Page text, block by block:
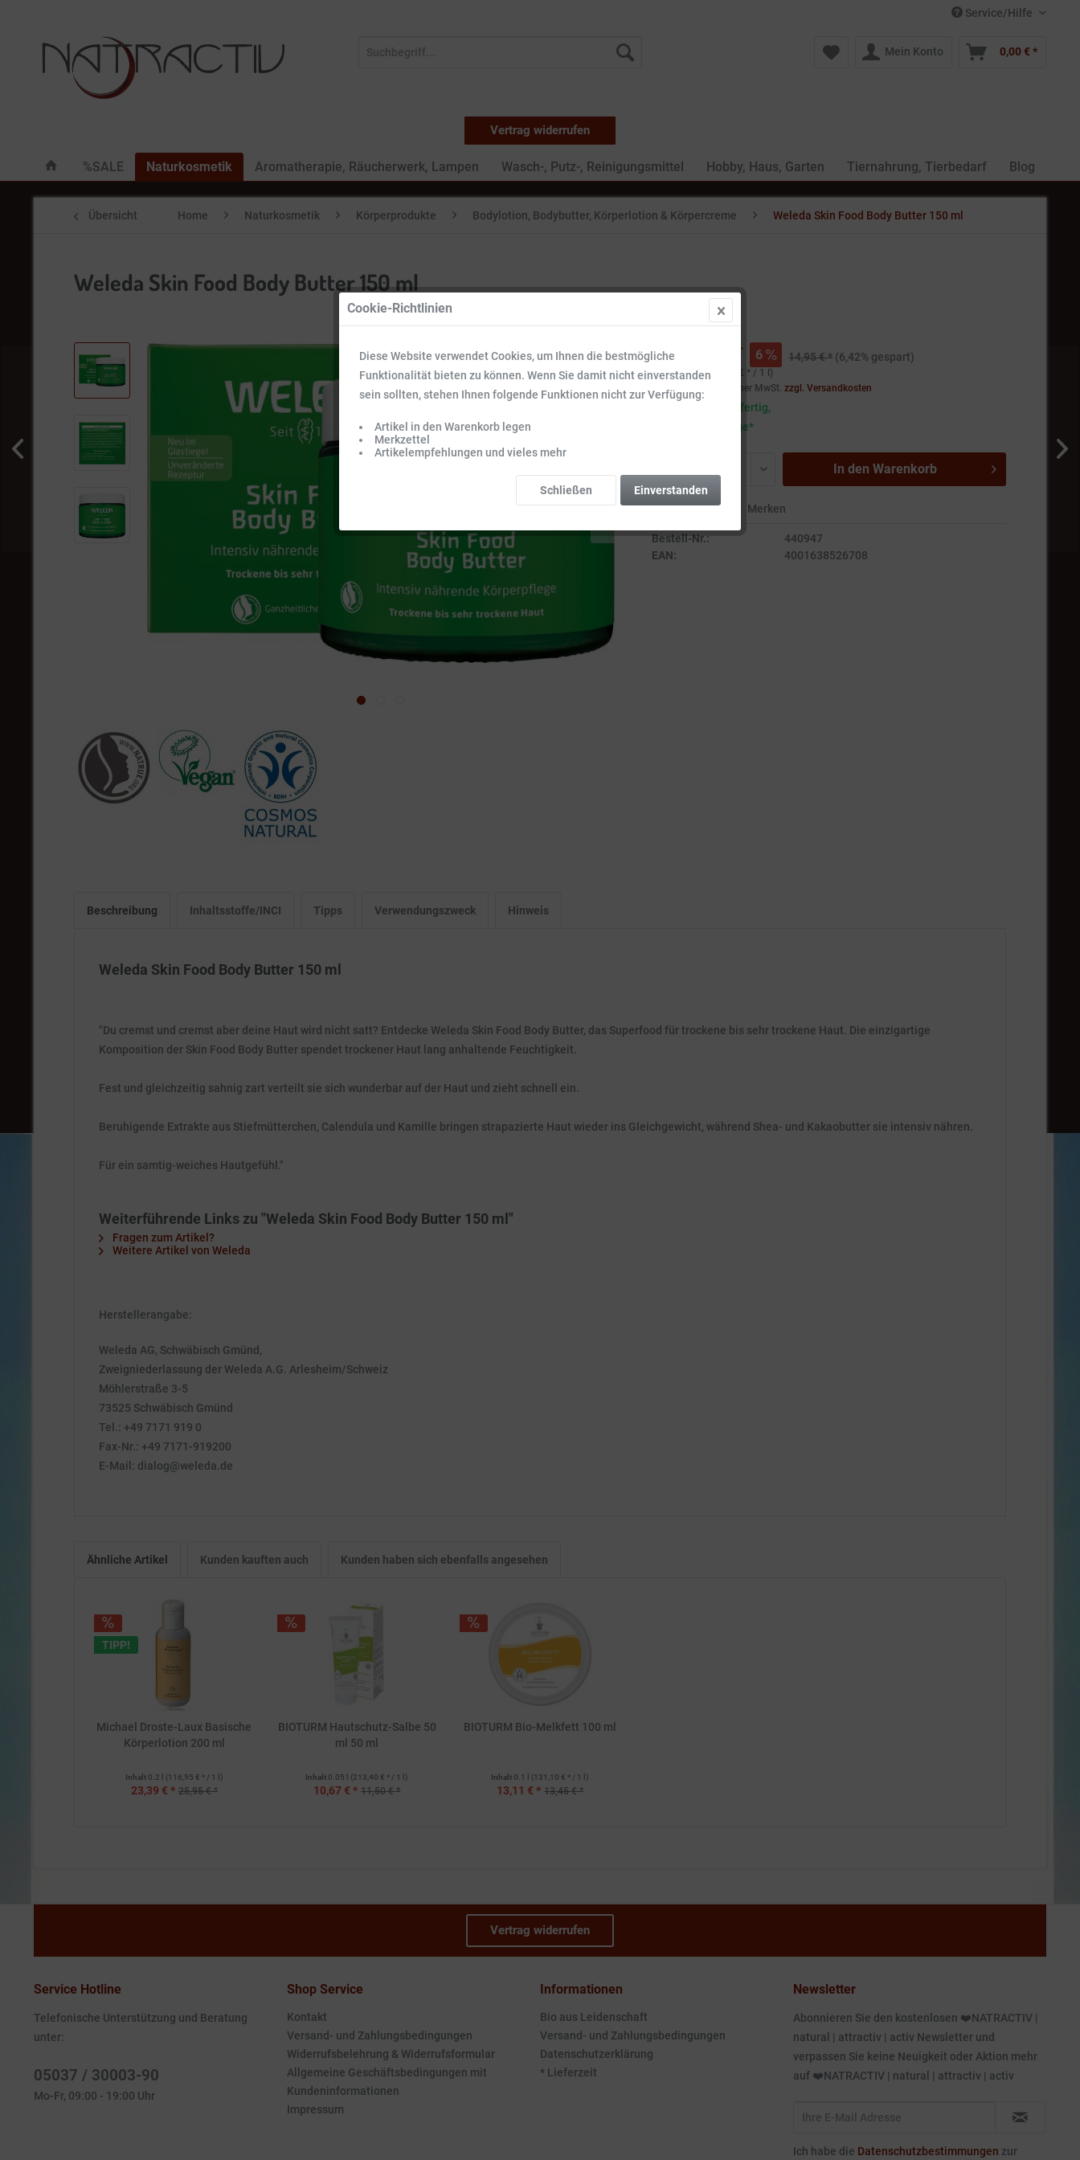
Service/Hilfe
Mein Konto 0,00 € *
Vertrag widerrufen
%SALE Naturkosmetik Aromatherapie, Räucherwerk, Lampen Wasch-, Putz-, Reinigungsmittel Hobby, Haus, Garten Tiernahrung, Tierbedarf Blog
Übersicht Home Naturkosmetik Körperprodukte Bodylotion, Bodybutter, Körperlotion & Körpercreme Weleda Skin Food Body Butter 150 ml
Weleda Skin Food Body Butter 150 ml
13,99 € * 6 14,95 € * (6,42% gespart)
Inhalt:0.15 l (93,27 € * / 1 l)
Preise inkl. gesetzlicher MwSt.zzgl. Versandkosten
Sofort versandfertig,
Lieferzeit 3-5 Tage*
In den Warenkorb
Vergleichen Merken
Bestell-Nr.:
440947
EAN:
4001638526708
Beschreibung Inhaltsstoffe/INCI Tipps Verwendungszweck Hinweis
Weleda Skin Food Body Butter 150 ml
"Du cremst und cremst aber deine Haut wird nicht satt? Entdecke Weleda Skin Food Body Butter, das Superfood für trockene bis sehr trockene Haut. Die einzigartige
Komposition der Skin Food Body Butter spendet trockener Haut lang anhaltende Feuchtigkeit.
Fest und gleichzeitig sahnig zart verteilt sie sich wunderbar auf der Haut und zieht schnell ein.
Beruhigende Extrakte aus Stiefmütterchen, Calendula und Kamille bringen strapazierte Haut wieder ins Gleichgewicht, während Shea- und Kakaobutter sie intensiv nähren.
Für ein samtig-weiches Hautgefühl."
Weiterführende Links zu "Weleda Skin Food Body Butter 150 ml"
Fragen zum Artikel?
Weitere Artikel von Weleda
Herstellerangabe:
Weleda AG, Schwäbisch Gmünd,
Zweigniederlassung der Weleda A.G. Arlesheim/Schweiz
Möhlerstraße 3-5
73525 Schwäbisch Gmünd
Tel.: +49 7171 919 0
Fax-Nr.: +49 7171-919200
E-Mail: dialog@weleda.de
Ähnliche Artikel Kunden kauften auch Kunden haben sich ebenfalls angesehen
TIPP!
Michael Droste-Laux Basische
Körperlotion 200 ml
Inhalt 0.2 l (116,95 € * / 1 l)
23,39 € * 25,95 € *
BIOTURM Hautschutz-Salbe 50
ml 50 ml
Inhalt 0.05 l (213,40 € * / 1 l)
10,67 € * 11,50 € *
BIOTURM Bio-Melkfett 100 ml
Inhalt 0.1 l (131,10 € * / 1 l)
13,11 € * 13,45 € *
Vertrag widerrufen
Service Hotline
Telefonische Unterstützung und Beratung
unter:
05037 / 30003-90
Mo-Fr, 09:00 - 19:00 Uhr
Shop Service
Kontakt
Versand- und Zahlungsbedingungen
Widerrufsbelehrung & Widerrufsformular
Allgemeine Geschäftsbedingungen mit
Kundeninformationen
Impressum
Informationen
Bio aus Leidenschaft
Versand- und Zahlungsbedingungen
Datenschutzerklärung
* Lieferzeit
Newsletter
Abonnieren Sie den kostenlosen ❤️NATRACTIV |
natural | attractiv | activ Newsletter und
verpassen Sie keine Neuigkeit oder Aktion mehr
auf ❤️NATRACTIV | natural | attractiv | activ
Ich habe die Datenschutzbestimmungen zur
Cookie-Richtlinien
Diese Website verwendet Cookies, um Ihnen die bestmögliche
Funktionalität bieten zu können. Wenn Sie damit nicht einverstanden
sein sollten, stehen Ihnen folgende Funktionen nicht zur Verfügung:
Artikel in den Warenkorb legen
Merkzettel
Artikelempfehlungen und vieles mehr
Einverstanden
Schließen